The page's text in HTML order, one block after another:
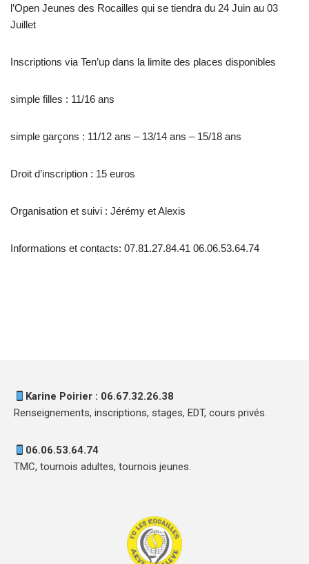
l’Open Jeunes des Rocailles qui se tiendra du 24 Juin au 03
Juillet
Inscriptions via Ten’up dans la limite des places disponibles
simple filles : 11/16 ans
simple garçons : 11/12 ans – 13/14 ans – 15/18 ans
Droit d’inscription : 15 euros
Organisation et suivi : Jérémy et Alexis
Informations et contacts: 07.81.27.84.41 06.06.53.64.74
Karine Poirier : 06.67.32.26.38
Renseignements, inscriptions, stages, EDT, cours privés.
06.06.53.64.74
TMC, tournois adultes, tournois jeunes.